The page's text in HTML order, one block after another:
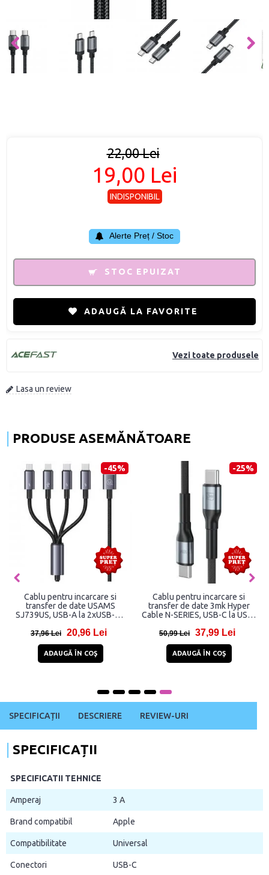
Vezi toate produsele
Lasa un review
22,00 Lei
19,00 Lei
INDISPONIBIL
Alerte Preț / Stoc
STOC EPUIZAT
ADAUGĂ LA FAVORITE
PRODUSE ASEMĂNĂTOARE
-45%
Cablu pentru incarcare si
transfer de date USAMS
SJ739US, USB-A la 2xUSB-C /
480Mbps, 1.2m, Negru
37,96 Lei 20,96 Lei
ADAUGĂ ÎN COŞ
-25%
Cablu pentru incarcare si
transfer de date 3mk Hyper
Cable N-SERIES, USB-C la USB-
50,99 Lei 37,99 Lei
ADAUGĂ ÎN COŞ
SPECIFICAȚII DESCRIERE REVIEW-URI
SPECIFICAȚII
SPECIFICATII TEHNICE
Amperaj 3 A
Brand compatibil Apple
Compatibilitate Universal
Conectori USB-C